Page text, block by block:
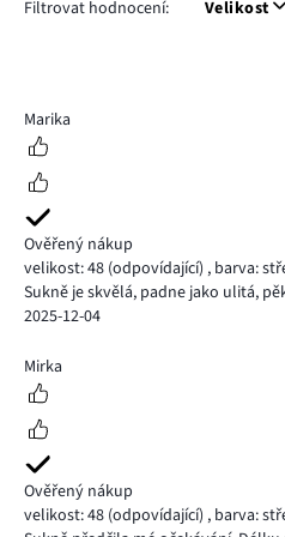
Filtrovat hodnocení: Velikost
5
Marika
Ověřený nákup
velikost: 48 (odpovídající) , barva:
Sukně je skvělá, padne jako ulitá,
2025-12-04
5
Mirka
Ověřený nákup
velikost: 48 (odpovídající) , barva: